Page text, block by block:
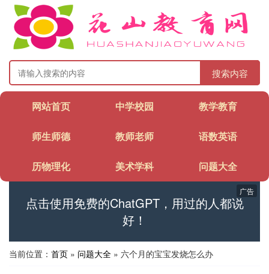
搜索内容
网站首页 中学校园 教学教育
师生师德 教师老师 语数英语
历物理化 美术学科 问题大全
点击使用免费的ChatGPT，用过的人都说
好！
广告
当前位置： 首页 » 问题大全 » 六个月的宝宝发烧怎么办